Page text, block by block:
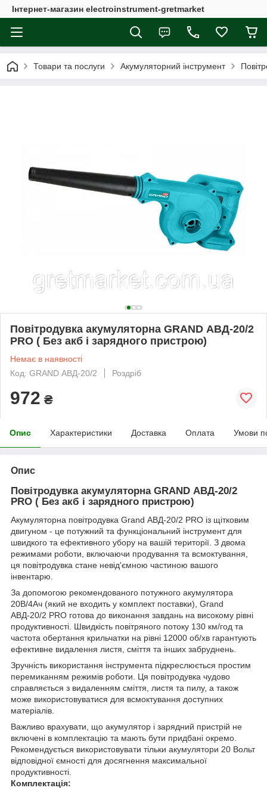
Інтернет-магазин electroinstrument-gretmarket
Товари та послуги Акумуляторний інструмент
Повітродувка акумуляторна GRAND АВД-20/2
PRO ( Без акб і зарядного пристрою)
Немає в наявності
Код: GRAND АВД-20/2
Роздріб
972 ₴
Опис Характеристики Доставка Оплата Умови
Опис
Повітродувка акумуляторна GRAND АВД-20/2
PRO ( Без акб і зарядного пристрою)
Акумуляторна повітродувка Grand АВД-20/2 PRO із щітковим
двигуном - це потужний та функціональний інструмент для
швидкого та ефективного убору на вашій території. З двома
режимами роботи, включаючи продування та всмоктування,
ця повітродувка стане невід'ємною частиною вашого
інвентарю.
За допомогою рекомендованого потужного акумулятора
20В/4Ач (який не входить у комплект поставки), Grand
АВД-20/2 PRO готова до виконання завдань на високому рівні
продуктивності. Швидкість повітряного потоку 130 км/год та
частота обертання крильчатки на рівні 12000 об/хв гарантують
ефективне видалення листя, сміття та інших забруднень.
Зручність використання інструмента підкреслюється простим
перемиканням режимів роботи. Ця повітродувка чудово
справляється з видаленням сміття, листя та пилу, а також
може використовуватися для всмоктування доступних
матеріалів.
Важливо врахувати, що акумулятор і зарядний пристрій не
включені в комплектацію та мають бути придбані окремо.
Рекомендується використовувати тільки акумулятори 20 Вольт
відповідної ємності для досягнення максимальної
продуктивності.
Комплектація: